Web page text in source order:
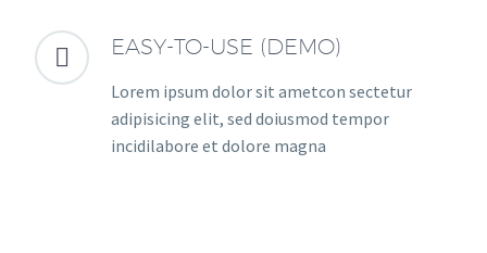

 EASY-TO-USE (DEMO)
Lorem ipsum dolor sit ametcon sectetur
adipisicing elit, sed doiusmod tempor
incidilabore et dolore magna